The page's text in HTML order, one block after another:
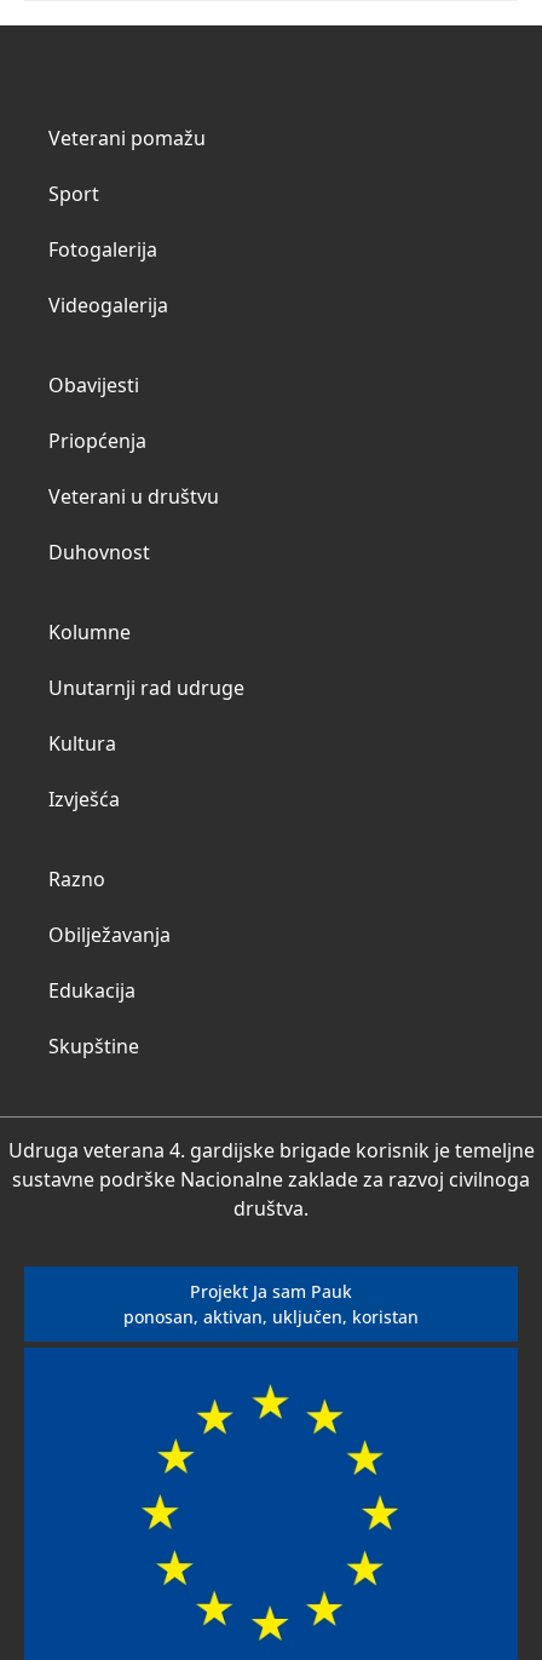
Veterani pomažu
Sport
Fotogalerija
Videogalerija
Obavijesti
Priopćenja
Veterani u društvu
Duhovnost
Kolumne
Unutarnji rad udruge
Kultura
Izvješća
Razno
Obilježavanja
Edukacija
Skupštine
Udruga veterana 4. gardijske brigade korisnik je temeljne
sustavne podrške Nacionalne zaklade za razvoj civilnoga
društva.
Projekt Ja sam Pauk
ponosan, aktivan, uključen, koristan